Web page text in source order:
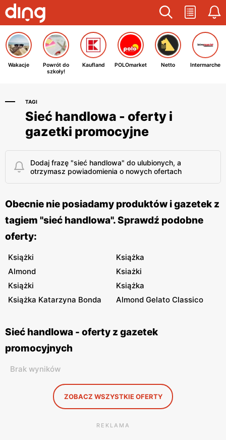
Wakacje
Powrót do
szkoły!
Kaufland POLOmarket Netto Intermarche
TAGI
Sieć handlowa - oferty i
gazetki promocyjne
Dodaj frazę "sieć handlowa" do ulubionych, a
otrzymasz powiadomienia o nowych ofertach
Obecnie nie posiadamy produktów i gazetek z
tagiem "sieć handlowa". Sprawdź podobne
oferty:
Książki
Książka
Almond
Ksiażki
Książki
Książka
Książka Katarzyna Bonda
Almond Gelato Classico
Sieć handlowa - oferty z gazetek
promocyjnych
Brak wyników
ZOBACZ WSZYSTKIE OFERTY
REKLAMA